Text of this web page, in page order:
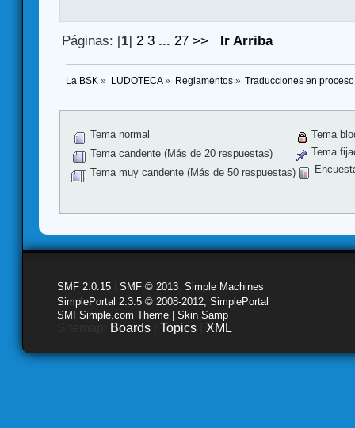
Páginas: [1] 2 3 ... 27 >> Ir Arriba
La BSK » LUDOTECA» Reglamentos» Traducciones en proceso
Tema normal
Tema candente (Más de 20 respuestas)
Tema muy candente (Más de 50 respuestas)
Tema
Tema
SMF 2.0.15 SMF © 2013 Simple Machines
SimplePortal 2.3.5 © 2008-2012, SimplePortal
SMFSimple.com Theme | Skin Samp
Boards Topics XML